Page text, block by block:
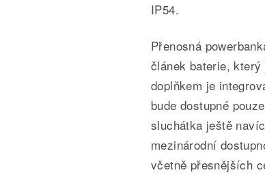
IP54.
Přenosná
článek baterie,
doplňkem je
bude dostupné
sluchátka ještě
mezinárodní
včetně přesnějších